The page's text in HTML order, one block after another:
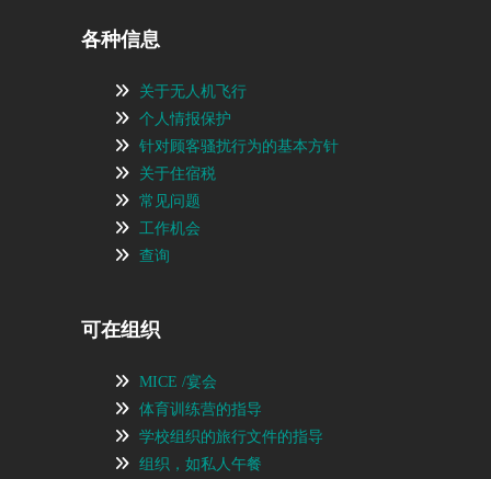
各种信息
关于无人机飞行
个人情报保护
针对顾客骚扰行为的基本方针
关于住宿税
常见问题
工作机会
查询
可在组织
MICE /宴会
体育训练营的指导
学校组织的旅行文件的指导
组织，如私人午餐